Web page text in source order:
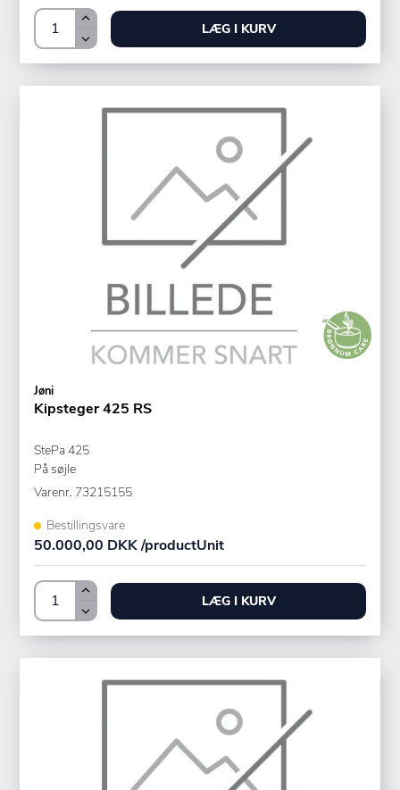
LÆG I KURV
Jøni
Kipsteger 425 RS
StePa 425
På søjle
Varenr. 73215155
Bestillingsvare
50.000,00 DKK /productUnit
LÆG I KURV